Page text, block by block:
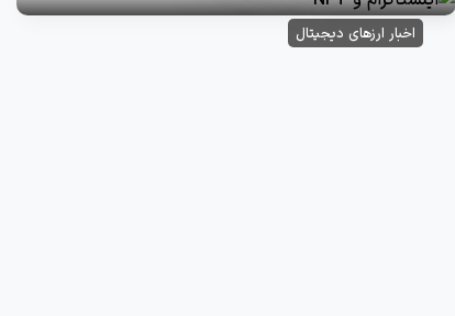
اخبار ارزهای دیجیتال